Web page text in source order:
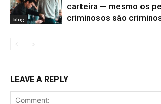
blog
carteira — mesmo os
criminosos são
LEAVE A REPLY